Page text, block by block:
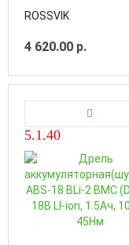
1.5Aч, 10мм, 17 Нм
ROSSVIK
4 620.00 р.
5.1.40